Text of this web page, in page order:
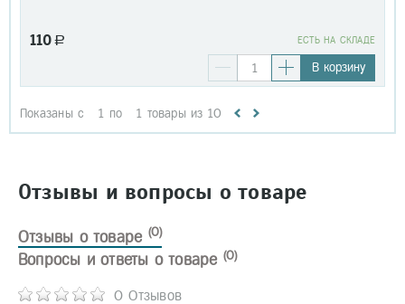
110 a EСТЬ НА СКЛАДЕ
В корзину
Показаны с 1 по 1 товары из 10
Отзывы и вопросы о товаре
Отзывы о товаре (0)
0 Отзывов
Вопросы и ответы о товаре (0)